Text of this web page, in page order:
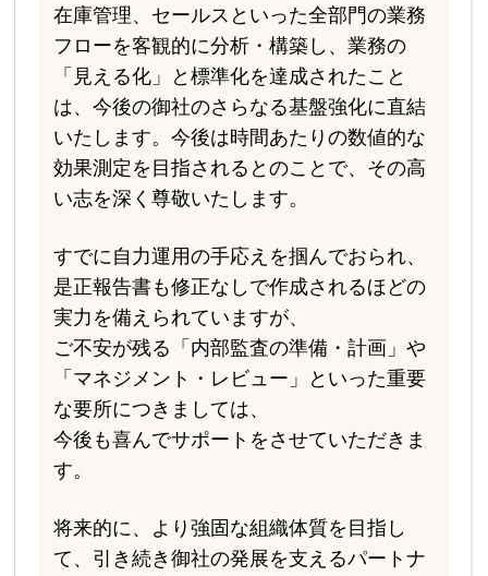
在庫管理、セールスといった全部門の業務
フローを客観的に分析・構築し、業務の
「見える化」と標準化を達成されたこと
は、今後の御社のさらなる基盤強化に直結
いたします。今後は時間あたりの数値的な
効果測定を目指されるとのことで、その高
い志を深く尊敬いたします。
すでに自力運用の手応えを掴んでおられ、
是正報告書も修正なしで作成されるほどの
実力を備えられていますが、
ご不安が残る「内部監査の準備・計画」や
「マネジメント・レビュー」といった重要
な要所につきましては、
今後も喜んでサポートをさせていただきま
す。
将来的に、より強固な組織体質を目指し
て、引き続き御社の発展を支えるパートナ